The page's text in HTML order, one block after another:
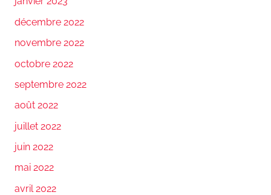
décembre 2022
novembre 2022
octobre 2022
septembre 2022
août 2022
juillet 2022
juin 2022
mai 2022
avril 2022